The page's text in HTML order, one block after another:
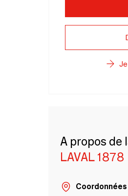
A propos de
LAVAL 1878